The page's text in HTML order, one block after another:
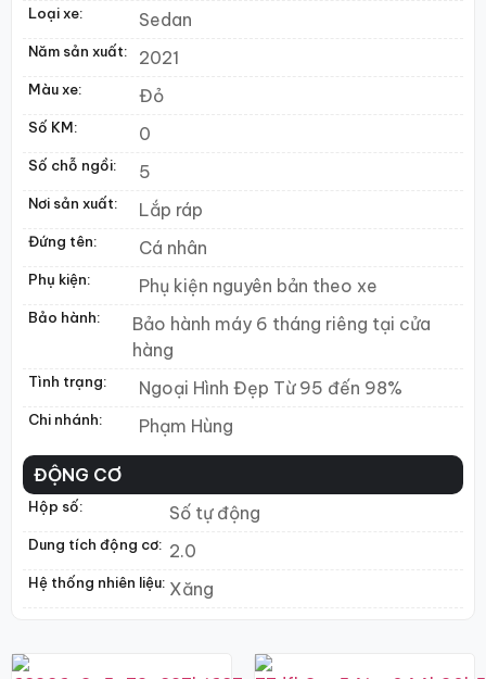
Loại xe: Sedan
Năm sản xuất: 2021
Màu xe: Đỏ
Số KM: 0
Số chỗ ngồi: 5
Nơi sản xuất: Lắp ráp
Đứng tên: Cá nhân
Phụ kiện: Phụ kiện nguyên bản theo xe
Bảo hành:
Bảo hành máy 6 tháng riêng tại cửa
hàng
Tình trạng: Ngoại Hình Đẹp Từ 95 đến 98%
Chi nhánh: Phạm Hùng
ĐỘNG CƠ
Hộp số: Số tự động
Dung tích động cơ: 2.0
Hệ thống nhiên liệu: Xăng